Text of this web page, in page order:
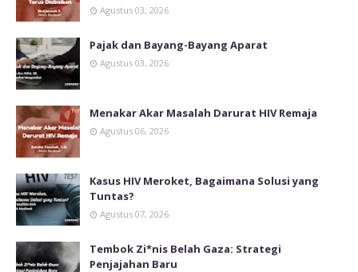
Agustus 03, 2026
Pajak dan Bayang-Bayang Aparat
Agustus 03, 2026
Menakar Akar Masalah Darurat HIV Remaja
Agustus 06, 2026
Kasus HIV Meroket, Bagaimana Solusi yang
Tuntas?
Agustus 07, 2026
Tembok Zi*nis Belah Gaza: Strategi
Penjajahan Baru